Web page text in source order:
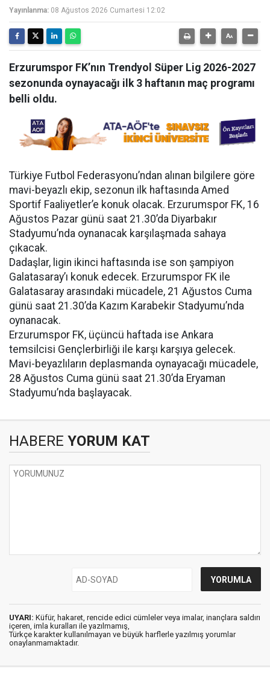
Yayınlanma: 08 Ağustos 2026 Cumartesi 12:02
Erzurumspor FK’nın Trendyol Süper Lig 2026-2027
sezonunda oynayacağı ilk 3 haftanın maç programı
belli oldu.
Türkiye Futbol Federasyonu’ndan alınan bilgilere göre
mavi-beyazlı ekip, sezonun ilk haftasında Amed
Sportif Faaliyetler’e konuk olacak. Erzurumspor FK, 16
Ağustos Pazar günü saat 21.30’da Diyarbakır
Stadyumu’nda oynanacak karşılaşmada sahaya
çıkacak.
Dadaşlar, ligin ikinci haftasında ise son şampiyon
Galatasaray’ı konuk edecek. Erzurumspor FK ile
Galatasaray arasındaki mücadele, 21 Ağustos Cuma
günü saat 21.30’da Kazım Karabekir Stadyumu’nda
oynanacak.
Erzurumspor FK, üçüncü haftada ise Ankara
temsilcisi Gençlerbirliği ile karşı karşıya gelecek.
Mavi-beyazlıların deplasmanda oynayacağı mücadele,
28 Ağustos Cuma günü saat 21.30’da Eryaman
Stadyumu’nda başlayacak.
HABERE YORUM KAT
UYARI: Küfür, hakaret, rencide edici cümleler veya imalar, inançlara saldırı
içeren, imla kuralları ile yazılmamış,
Türkçe karakter kullanılmayan ve büyük harflerle yazılmış yorumlar
onaylanmamaktadır.